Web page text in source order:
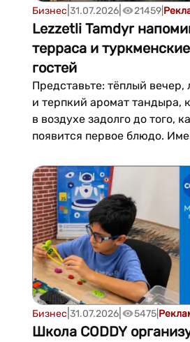
Бизнес 31.07.2026| 21459|
Lezzetli Tamdyr
терраса и
гостей
Представьте: тёплый вечер,
и терпкий аромат тандыра,
в воздухе задолго до того,
появится первое блюдо.
ресторан туркменской
Tamdyr, где для отдыха под
открыты летняя терраса и
традиционных туркменских
Бизнес 31.07.2026| 5475|
Школа CODDY